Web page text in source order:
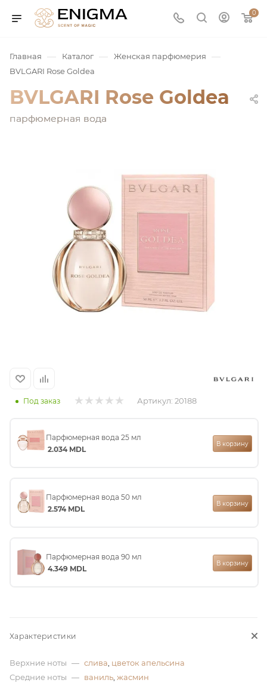
0
/ Нишевая
сертификат
Главная — Каталог — Женская парфюмерия —
BVLGARI Rose Goldea
BVLGARI Rose Goldea
парфюмерная вода
Под заказ Артикул: 20188
Парфюмерная вода 25 мл
2.034MDL
В корзину
Парфюмерная вода 50 мл
2.574MDL
В корзину
Парфюмерная вода 90 мл
4.349 MDL
В корзину
Характеристики
Верхние ноты — слива цветок апельсина
Средние ноты — ваниль жасмин